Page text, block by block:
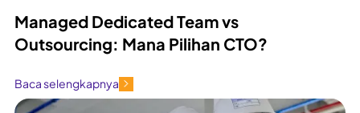
Managed Dedicated Team vs
Outsourcing: Mana Pilihan CTO?
Baca selengkapnya